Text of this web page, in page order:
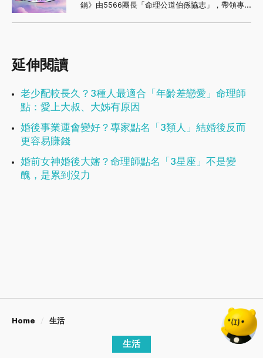
鍋》由5566團長「命理公道伯孫協志」，帶領專
延伸閱讀
老少配較長久？3種人最適合「年齡差戀愛」命理師
點：愛上大叔、大姊有原因
婚後事業運會變好？專家點名「3類人」結婚後反而
更容易賺錢
婚前女神婚後大嬸？命理師點名「3星座」不是變
醜，是累到沒力
Home 生活
生活